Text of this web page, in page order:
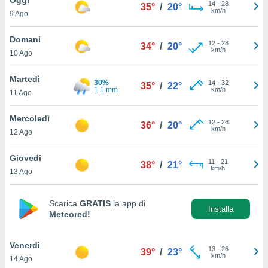
è
al sito
di
ci
di
il
un
la
nella
9 Ago
35° / 20° 14- 28
km/h
Domani
10 Ago
34° / 20° 12- 28
km/h
Martedì
11 Ago
30%
1.1 mm
35° / 22° 14- 32
km/h
Mercoledì
12 Ago
36° / 20° 12- 26
km/h
Giovedi
13 Ago
38° / 21° 11 - 21
km/h
Scarica GRATIS la app di
Meteored!
Installa
Venerdì
14 Ago
39° / 23° 13- 26
km/h